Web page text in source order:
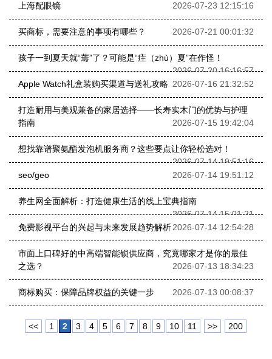
上海配眼镜 2026-07-23 12:15:16
买商标，需要注意的事项有哪些？ 2026-07-21 00:01:32
孩子一到夏天就“蔫”了？可能是“疰（zhù）夏”在作怪！
2026-07-20 16:16:57
Apple Watch礼盒装购买渠道与送礼攻略 2026-07-16 21:32:52
打造耐用与美观兼备的家居选择——长寿实木门的优势与护理
指南
2026-07-15 19:42:04
想找靠谱聚氨酯发泡机服务商？这些要点让你轻松选对！
2026-07-14 19:51:16
seo/geo
2026-07-14 19:51:12
养生网全面解析：打造健康生活的线上宝典指南
2026-07-14 15:01:21
免费影视平台的兴起与未来发展趋势解析2026-07-14 12:54:28
市面上口碑好的中高端智能锁供应商，究竟哪家才是你的最佳
之选？
2026-07-13 18:34:23
商标购买：保障品牌权益的关键一步 2026-07-13 00:08:37
<< 1 2 3 4 5 6 7 8 9 10 11 >> 200